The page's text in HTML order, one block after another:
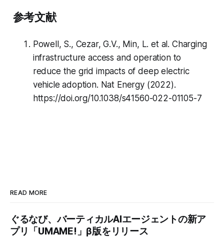
参考文献
Powell, S., Cezar, G.V., Min, L. et al. Charging
infrastructure access and operation to
reduce the grid impacts of deep electric
vehicle adoption. Nat Energy (2022).
https://doi.org/10.1038/s41560-022-01105-7
READ MORE
ぐるなび、バーティカルAIエージェントの新ア
プリ「UMAME!」β版をリリース